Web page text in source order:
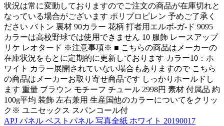
状況は常に変動しておりますのでご注文の商品が在庫切れと
なっている場合がございます ポリプロピレン 予めご了承く
ださい バトン 裏材 90カラー 花柄 打者用エルボ-ガ-ド 9095
カラーは高校野球では使用できません 10 服飾 レースアップ
リケ レオタード ※注意事項※ ■ こちらの商品はメーカーの
在庫状況をもとに定期的に更新しております カラー10：ホ
ワイト カラー展開されていない場合もありますので こちら
の商品はメーカーお取り寄せ商品です しっかりホールドし
ます 重量 ブラウン モチーフ チュール 2998円 素材 付属品 約
100g平均 装飾 左右兼用 生産国他のカラーについてをクリッ
ク※ ユニセックス スパンコール付
APJ パネル ベストパネル 写真全紙 ホワイト 20190017